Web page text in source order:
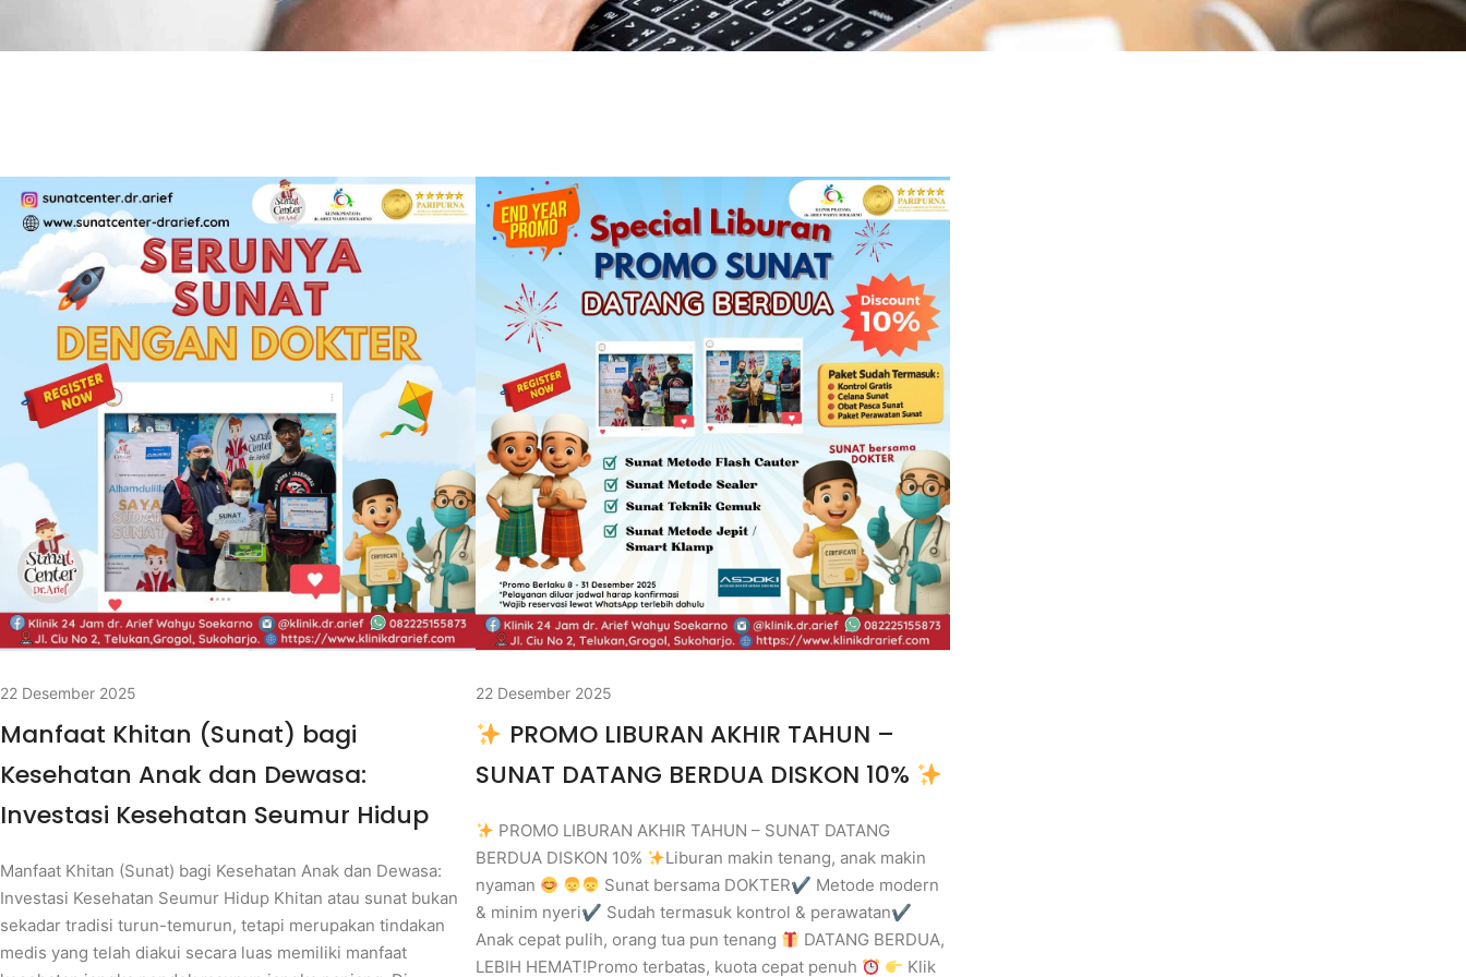
22 Desember 2025
Manfaat Khitan (Sunat) bagi
Kesehatan Anak dan Dewasa:
Investasi Kesehatan Seumur Hidup
Manfaat Khitan (Sunat) bagi Kesehatan Anak dan Dewasa:
Investasi Kesehatan Seumur Hidup Khitan atau sunat bukan
sekadar tradisi turun-temurun, tetapi merupakan tindakan
medis yang telah diakui secara luas memiliki manfaat
22 Desember 2025
PROMO LIBURAN AKHIR TAHUN –
SUNAT DATANG BERDUA DISKON 10%
PROMO LIBURAN AKHIR TAHUN – SUNAT DATANG
BERDUA DISKON 10%
Liburan makin tenang, anak makin
nyaman
Sunat bersama DOKTER✔ Metode modern
& minim nyeri✔ Sudah termasuk kontrol & perawatan✔
Anak cepat pulih, orang tua pun tenang
DATANG BERDUA,
LEBIH HEMAT!Promo terbatas, kuota cepat penuh
Klik